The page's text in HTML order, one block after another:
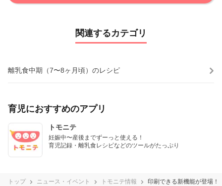
関連するカテゴリ
離乳食中期（7〜8ヶ月頃）のレシピ
育児におすすめのアプリ
トモニテ
妊娠中〜産後までずーっと使える！
育児記録・離乳食レシピなどのツールがたっぷり
トップ ニュース・イベント トモニテ情報 印刷できる新機能が登場